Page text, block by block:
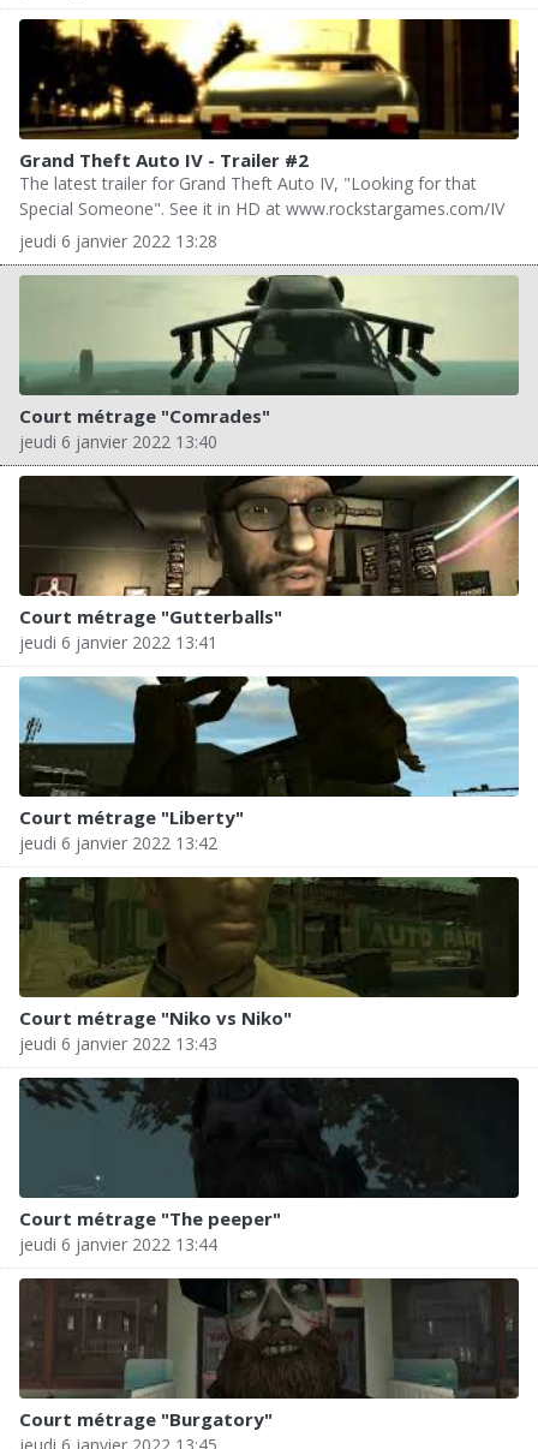
Grand Theft Auto IV - Trailer #2
The latest trailer for Grand Theft Auto IV, "Looking for that
Special Someone". See it in HD at www.rockstargames.com/IV
jeudi 6 janvier 2022 13:28
Court métrage "Comrades"
jeudi 6 janvier 2022 13:40
Court métrage "Gutterballs"
jeudi 6 janvier 2022 13:41
Court métrage "Liberty"
jeudi 6 janvier 2022 13:42
Court métrage "Niko vs Niko"
jeudi 6 janvier 2022 13:43
Court métrage "The peeper"
jeudi 6 janvier 2022 13:44
Court métrage "Burgatory"